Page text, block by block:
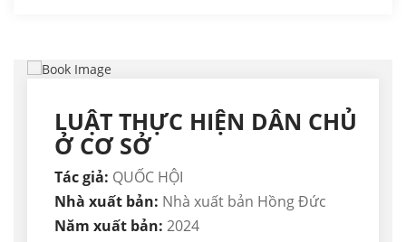
LUẬT THỰC HIỆN DÂN CHỦ
Ở CƠ SỞ
Tác giả: QUỐC HỘI
Nhà xuất bản: Nhà xuất bản Hồng Đức
Năm xuất bản: 2024